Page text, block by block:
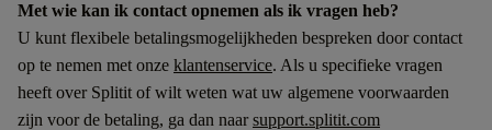
Met wie kan ik contact opnemen als ik vragen heb?
U kunt flexibele betalingsmogelijkheden bespreken door contact
op te nemen met onze klantenservice. Als u specifieke vragen
heeft over Splitit of wilt weten wat uw algemene voorwaarden
zijn voor de betaling, ga dan naarsupport.splitit.com